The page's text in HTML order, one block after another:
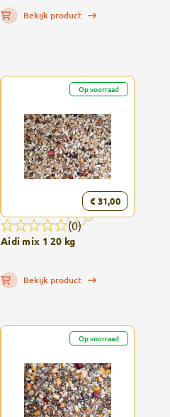
Bekijk product
Op voorraad
€ 31,00
(0)
Aidi mix 1 20 kg
Bekijk product
Op voorraad